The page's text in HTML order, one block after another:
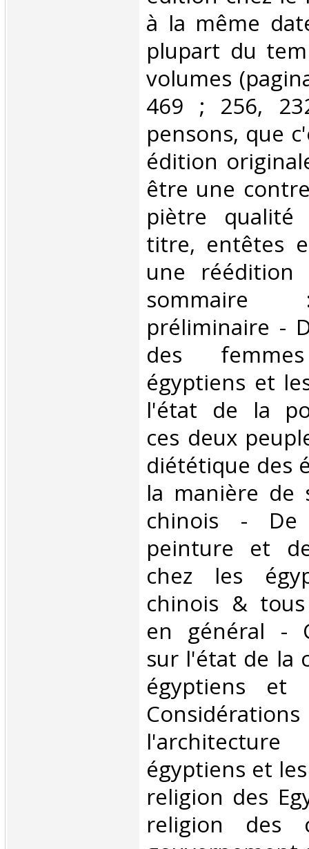
à la même
plupart du
volumes
469 ; 256,
pensons, que
édition
être une
piètre
titre, entêtes
une réédition
sommaire
préliminaire -
des
égyptiens et
l'état de la
ces deux
diététique des
la manière de
chinois -
peinture et
chez les
chinois &
en général -
sur l'état de la
égyptiens et
égyptiens et
religion des
religion des